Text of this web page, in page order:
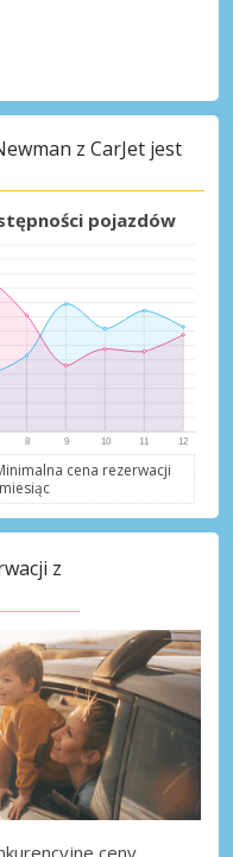
z CarJet jest
pojazdów
cena rezerwacji
z
ceny
ofert
eLink